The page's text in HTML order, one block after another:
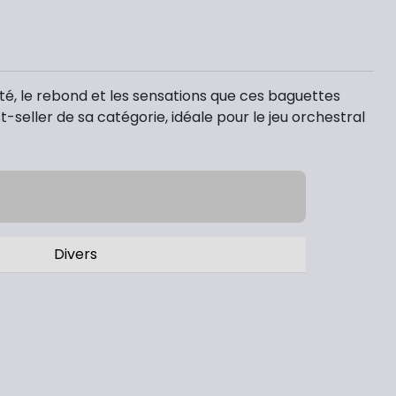
le rebond et les sensations que ces baguettes
seller de sa catégorie, idéale pour le jeu orchestral
Divers